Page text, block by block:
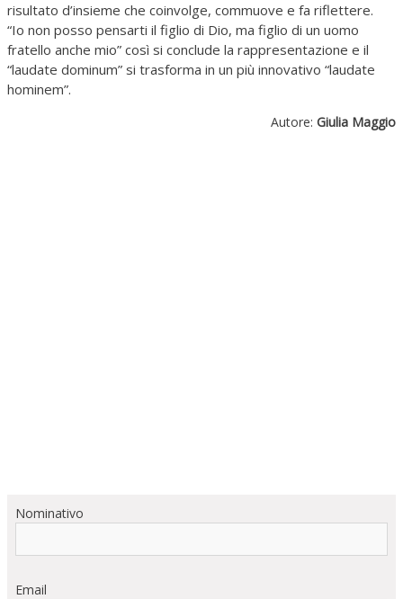
risultato d’insieme che coinvolge, commuove e fa riflettere.
“Io non posso pensarti il figlio di Dio, ma figlio di un uomo
fratello anche mio” così si conclude la rappresentazione e il
“laudate dominum” si trasforma in un più innovativo “laudate
hominem”.
Autore: Giulia Maggio
Nominativo
Email